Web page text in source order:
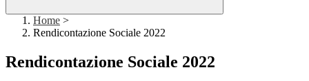
Home >
Rendicontazione Sociale 2022
Rendicontazione Sociale 2022